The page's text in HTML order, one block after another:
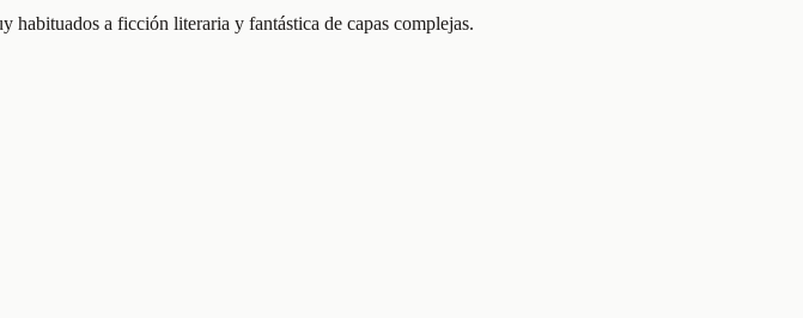
a ficción literaria y fantástica de capas complejas.